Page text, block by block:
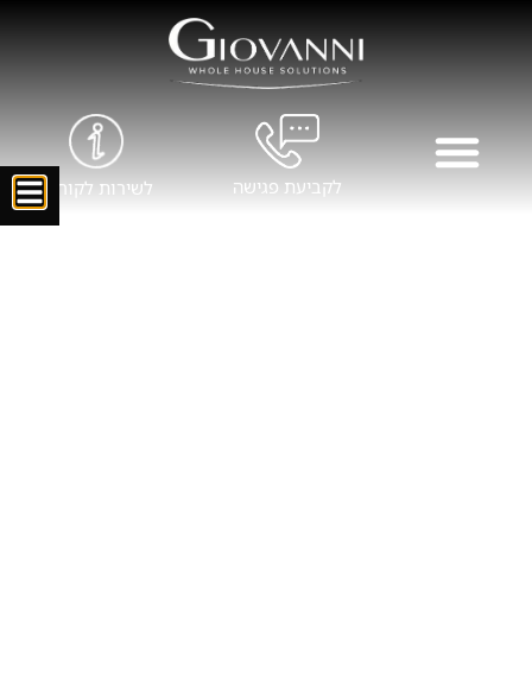
לקביעת פגישה לשירות לקוחות